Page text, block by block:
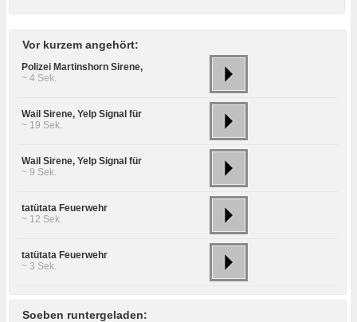
Vor kurzem angehört:
Polizei Martinshorn Sirene,
~ 4 Sek.
Wail Sirene, Yelp Signal für
~ 19 Sek.
Wail Sirene, Yelp Signal für
~ 9 Sek.
tatütata Feuerwehr
~ 12 Sek.
tatütata Feuerwehr
~ 3 Sek.
Soeben runtergeladen: